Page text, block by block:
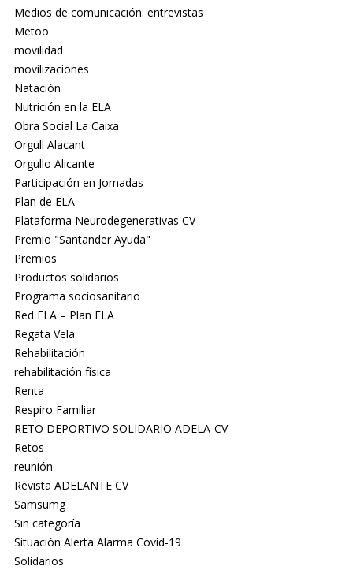
Medios de comunicación: entrevistas
Metoo
movilidad
movilizaciones
Natación
Nutrición en la ELA
Obra Social La Caixa
Orgull Alacant
Orgullo Alicante
Participación en Jornadas
Plan de ELA
Plataforma Neurodegenerativas CV
Premio "Santander Ayuda"
Premios
Productos solidarios
Programa sociosanitario
Red ELA – Plan ELA
Regata Vela
Rehabilitación
rehabilitación física
Renta
Respiro Familiar
RETO DEPORTIVO SOLIDARIO ADELA-CV
Retos
reunión
Revista ADELANTE CV
Samsumg
Sin categoría
Situación Alerta Alarma Covid-19
Solidarios